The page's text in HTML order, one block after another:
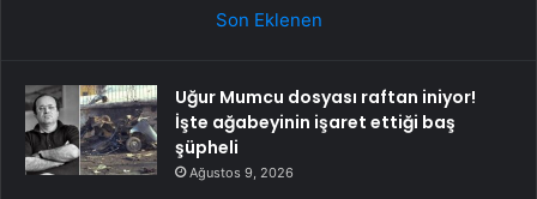
Son Eklenen
Uğur Mumcu dosyası raftan iniyor!
İşte ağabeyinin işaret ettiği baş
şüpheli
Ağustos 9, 2026